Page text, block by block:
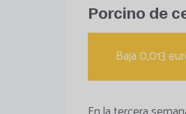
Porcino de
Baja 0,013